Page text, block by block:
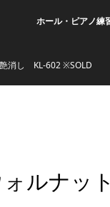
ホール・ピアノ練
消し KL-602 ※SOLD
ォルナッ